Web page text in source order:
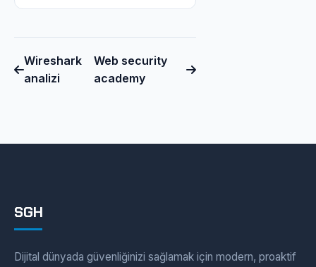
Wireshark
analizi
Web security
academy
SGH
Dijital dünyada güvenliğinizi sağlamak için modern, proaktif